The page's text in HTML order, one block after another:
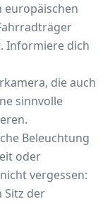
europäischen
Informiere dich
die auch
sinnvolle
Beleuchtung
oder
vergessen:
Sitz der